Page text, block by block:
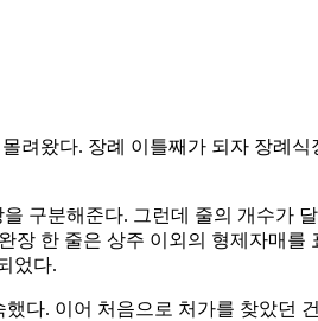
려왔다. 장례 이틀째가 되자 장례
구분해준다. 그런데 줄의 개수가
장 한 줄은 상주 이외의 형제자매
었다.
다. 이어 처음으로 처가를 찾았던